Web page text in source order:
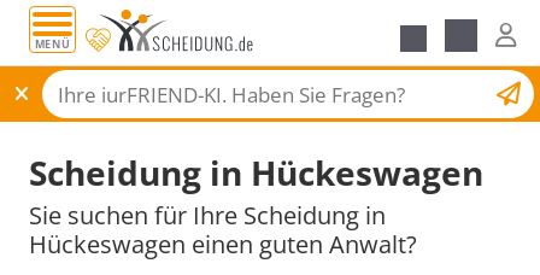
MENÜ
Scheidungsantrag
Scheidung in Hückeswagen
Sie suchen für Ihre Scheidung in
Hückeswagen einen guten Anwalt?